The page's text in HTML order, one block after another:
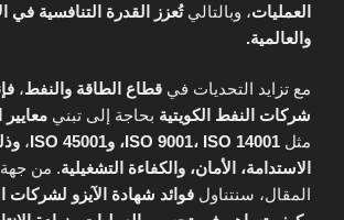
العمليات، وبالتالي تُعزز القدرة التنافسية في
والعالمية.
مع تزايد التحديات في قطاع الطاقة والنفط،
شركات النفط الكويتية بحاجة إلى تبني معايير
مثل ISO 9001، ISO 14001، وISO 45001 ،
الاستدامة، الأمان، والكفاءة التشغيلية. من
المقال، سنتناول فوائد شهادة الآيزو لشركات